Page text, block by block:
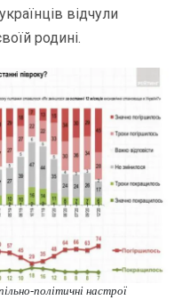
відчули
родині.
політичні настрої